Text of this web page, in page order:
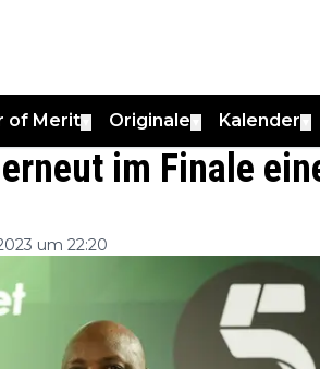
of Merit Originale Kalender
im Finale
um 22:20